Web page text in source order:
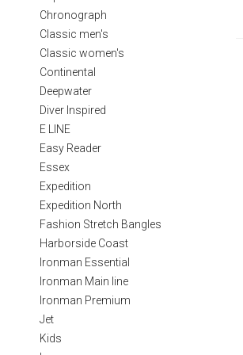
Chronograph
Classic men's
Classic women's
Continental
Deepwater
Diver Inspired
E LINE
Easy Reader
Essex
Expedition
Expedition North
Fashion Stretch Bangles
Harborside Coast
Ironman Essential
Ironman Main line
Ironman Premium
Jet
Kids